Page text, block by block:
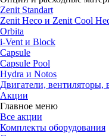
Zenit Standart
Zenit Heco и Zenit Cool
Orbita
i-Vent и Block
Capsule
Capsule Pool
Hydra и Notos
Двигатели,
Акции
Главное меню
Все акции
Комплекты оборудования